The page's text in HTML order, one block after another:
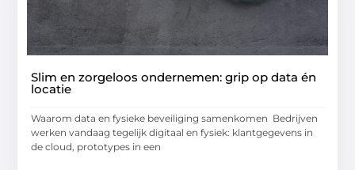
Slim en zorgeloos ondernemen: grip op data én
locatie
Waarom data en fysieke beveiliging samenkomen Bedrijven
werken vandaag tegelijk digitaal en fysiek: klantgegevens in
de cloud, prototypes in een